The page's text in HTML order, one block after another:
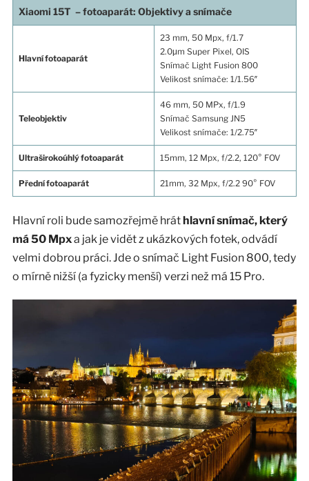
Xiaomi 15T – fotoaparát: Objektivy a snímače
Hlavní fotoaparát
23 mm, 50 Mpx, f/1.7
2.0μm Super Pixel, OIS
Snímač Light Fusion 800
Velikost snímače: 1/1.56″
Teleobjektiv
46 mm, 50 MPx, f/1.9
Snímač Samsung JN5
Velikost snímače: 1/2.75″
Ultraširokoúhlý fotoaparát 15mm, 12 Mpx, f/2.2, 120° FOV
Přední fotoaparát 21mm, 32 Mpx, f/2.2 90° FOV
Hlavní roli bude samozřejmě hráthlavní snímač, který
má 50 Mpxa jak je vidět z ukázkových fotek, odvádí
velmi dobrou práci. Jde o snímač Light Fusion 800, tedy
o mírně nižší (a fyzicky menší) verzi než má 15 Pro.